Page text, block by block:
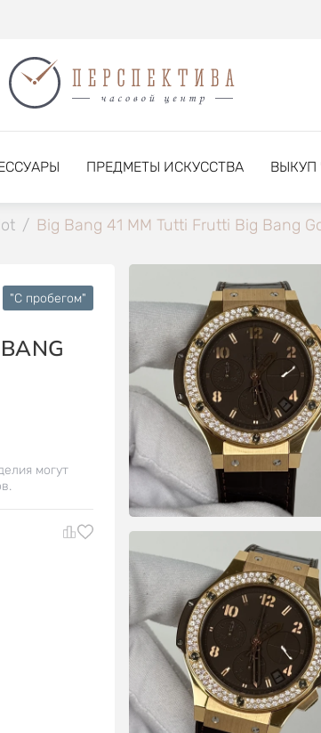
ПРЕДМЕТЫ ИСКУССТВА ВЫКУП
/ Big Bang 41 MM Tutti Frutti Big Bang
"C пробегом"
могут